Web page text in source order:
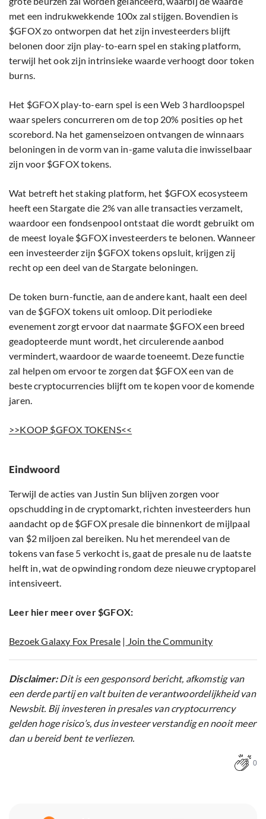
met een indrukwekkende 100x zal stijgen. Bovendien is
$GFOX zo ontworpen dat het zijn investeerders blijft
belonen door zijn play-to-earn spel en staking platform,
terwijl het ook zijn intrinsieke waarde verhoogt door token
burns.
Het $GFOX play-to-earn spel is een Web 3 hardloopspel
waar spelers concurreren om de top 20% posities op het
scorebord. Na het gamenseizoen ontvangen de winnaars
beloningen in de vorm van in-game valuta die inwisselbaar
zijn voor $GFOX tokens.
Wat betreft het staking platform, het $GFOX ecosysteem
heeft een Stargate die 2% van alle transacties verzamelt,
waardoor een fondsenpool ontstaat die wordt gebruikt om
de meest loyale $GFOX investeerders te belonen. Wanneer
een investeerder zijn $GFOX tokens opsluit, krijgen zij
recht op een deel van de Stargate beloningen.
De token burn-functie, aan de andere kant, haalt een deel
van de $GFOX tokens uit omloop. Dit periodieke
evenement zorgt ervoor dat naarmate $GFOX een breed
geadopteerde munt wordt, het circulerende aanbod
vermindert, waardoor de waarde toeneemt. Deze functie
zal helpen om ervoor te zorgen dat $GFOX een van de
beste cryptocurrencies blijft om te kopen voor de komende
jaren.
>>KOOP $GFOX TOKENS<<
Eindwoord
Terwijl de acties van Justin Sun blijven zorgen voor
opschudding in de cryptomarkt, richten investeerders hun
aandacht op de $GFOX presale die binnenkort de mijlpaal
van $2 miljoen zal bereiken. Nu het merendeel van de
tokens van fase 5 verkocht is, gaat de presale nu de laatste
helft in, wat de opwinding rondom deze nieuwe cryptoparel
intensiveert.
Leer hier meer over $GFOX:
Bezoek Galaxy Fox Presale | Join the Community
Disclaimer:Dit is een gesponsord bericht, afkomstig van
een derde partij en valt buiten de verantwoordelijkheid van
Newsbit. Bij investeren in presales van cryptocurrency
gelden hoge risico’s, dus investeer verstandig en nooit meer
dan u bereid bent te verliezen.
0